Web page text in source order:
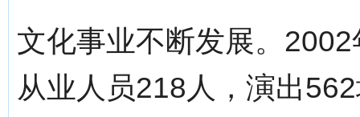
文化事业不断发展。
从业人员218人，演出